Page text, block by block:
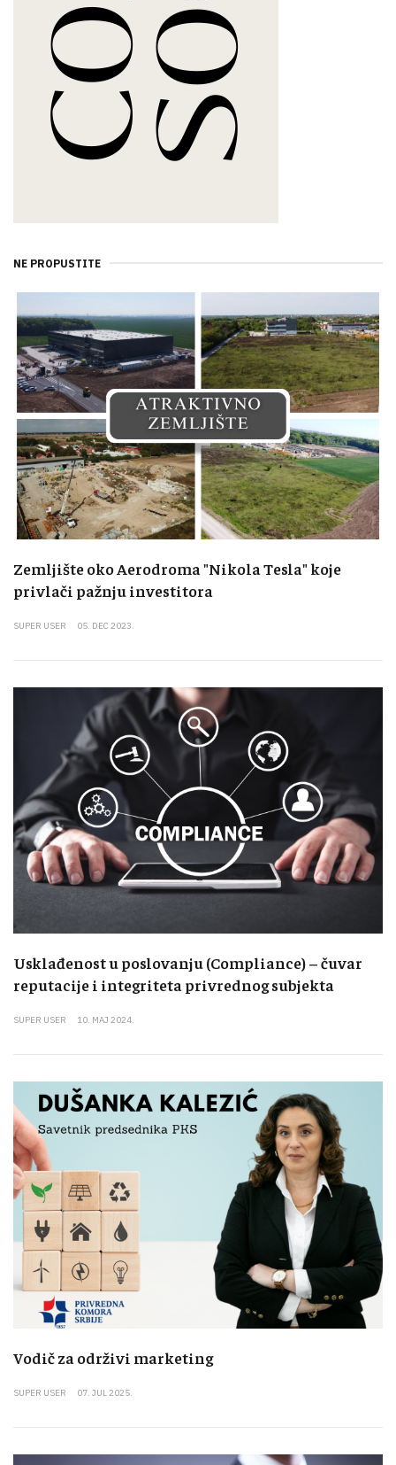
NE PROPUSTITE
Zemljište oko Aerodroma "Nikola Tesla" koje
privlači pažnju investitora
SUPER USER 05. DEC 2023.
Usklađenost u poslovanju (Compliance) – čuvar
reputacije i integriteta privrednog subjekta
SUPER USER 10. MAJ 2024.
Vodič za održivi marketing
SUPER USER 07. JUL 2025.